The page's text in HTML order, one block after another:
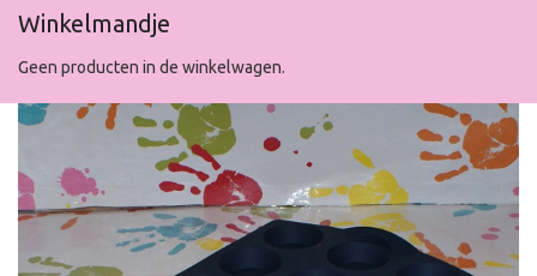
Winkelmandje
Geen producten in de winkelwagen.